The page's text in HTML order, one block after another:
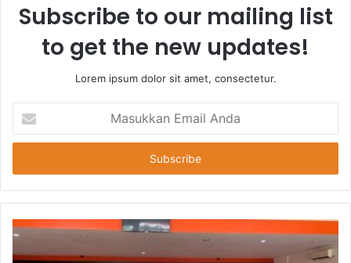
Subscribe to our mailing list
to get the new updates!
Lorem ipsum dolor sit amet, consectetur.
Email
Anda